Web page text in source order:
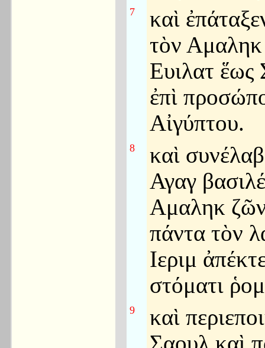
7
καὶ
τὸν
Ευιλατ ἕως
ἐπὶ
Αἰγύπτου.
8
καὶ
Αγαγ
Αμαληκ
πάντα τὸν
Ιεριμ
στόματι
9
καὶ